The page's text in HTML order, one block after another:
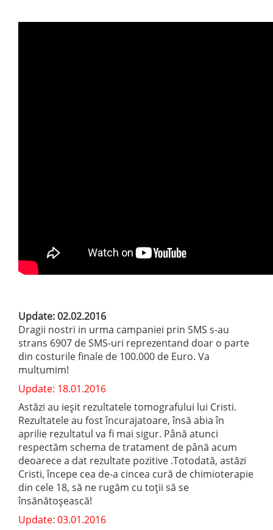
Update: 02.02.2016
Dragii nostri in urma campaniei prin SMS s-au
strans 6907 de SMS-uri reprezentand doar o parte
din costurile finale de 100.000 de Euro. Va
multumim!
Update: 18.01.2016
Astăzi au ieșit rezultatele tomografului lui Cristi.
Rezultatele au fost încurajatoare, însă abia în
aprilie rezultatul va fi mai sigur. Până atunci
respectăm schema de tratament de până acum
deoarece a dat rezultate pozitive .Totodată, astăzi
Cristi, începe cea de-a cincea cură de chimioterapie
din cele 18, să ne rugăm cu toții să se
însănătoșească!
Update: 03.01.2016